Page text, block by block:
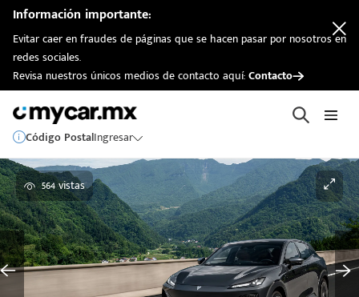
Información importante:
Evitar caer en fraudes de páginas que se hacen pasar por nosotros en
redes sociales.
Revisa nuestros únicos medios de contacto aquí:Contacto
Código PostalIngresar
564 vistas